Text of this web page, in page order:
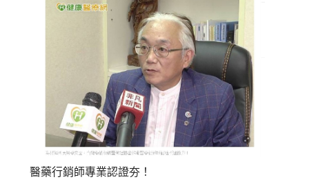
醫藥行銷師專業認證夯！